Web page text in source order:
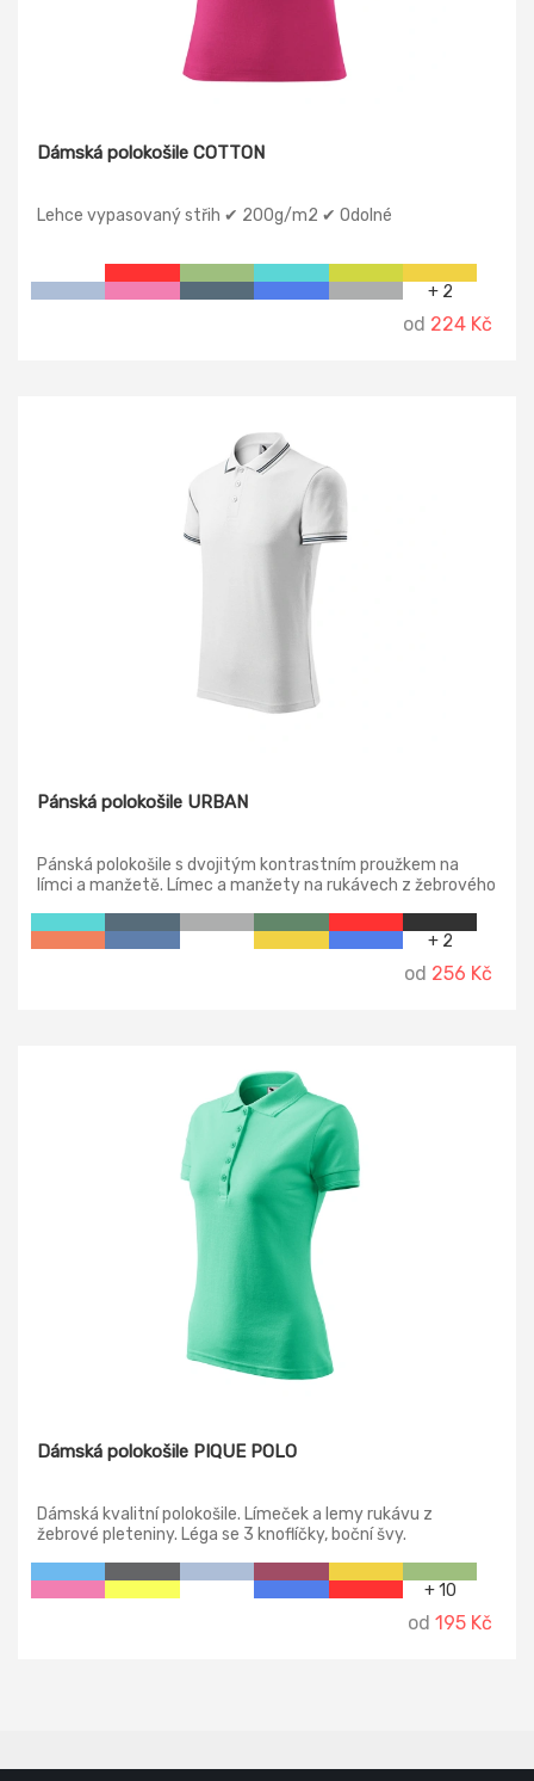
Dámská polokošile COTTON
Lehce vypasovaný střih ✔ 200g/m2 ✔ Odolné
+ 2
od 224 Kč
Pánská polokošile URBAN
Pánská polokošile s dvojitým kontrastním proužkem na
límci a manžetě. Límec a manžety na rukávech z žebrového
+ 2
od 256 Kč
Dámská polokošile PIQUE POLO
Dámská kvalitní polokošile. Límeček a lemy rukávu z
žebrové pleteniny. Léga se 3 knoflíčky, boční švy.
+ 10
od 195 Kč